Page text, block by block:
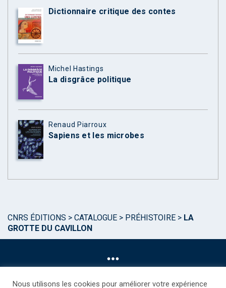
Dictionnaire critique des contes
Michel Hastings
La disgrâce politique
Renaud Piarroux
Sapiens et les microbes
CNRS ÉDITIONS > CATALOGUE > PRÉHISTOIRE > LA
GROTTE DU CAVILLON
Nous utilisons les cookies pour améliorer votre expérience